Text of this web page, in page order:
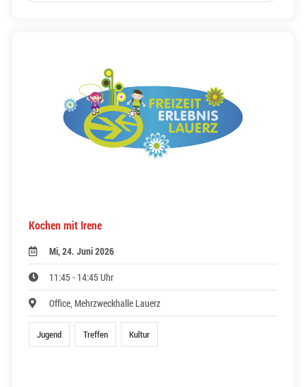
Kochen mit Irene
Mi, 24. Juni 2026
11:45 - 14:45 Uhr
Office, Mehrzweckhalle Lauerz
Jugend Treffen Kultur